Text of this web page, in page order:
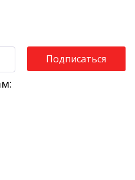
Подписаться